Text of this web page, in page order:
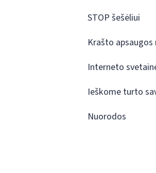
STOP šešėliui
Krašto
Interneto
Ieškome turto
Nuorodos